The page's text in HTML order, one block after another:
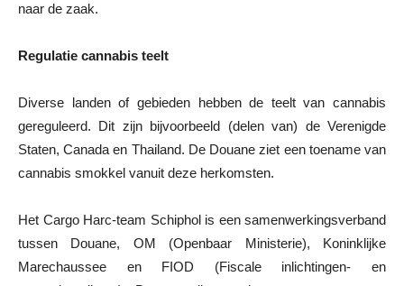
naar de zaak.
Regulatie cannabis teelt
Diverse landen of gebieden hebben de teelt van cannabis
gereguleerd. Dit zijn bijvoorbeeld (delen van) de Verenigde
Staten, Canada en Thailand. De Douane ziet een toename van
cannabis smokkel vanuit deze herkomsten.
Het Cargo Harc-team Schiphol is een samenwerkingsverband
tussen Douane, OM (Openbaar Ministerie), Koninklijke
Marechaussee en FIOD (Fiscale inlichtingen- en